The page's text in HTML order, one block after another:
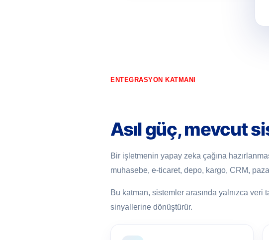
ENTEGRASYON KATMANI
Asıl güç, mevcut
Bir işletmenin yapay zeka çağına
muhasebe, e-ticaret, depo, kargo, CRM,
Bu katman, sistemler arasında yalnızca
sinyallerine dönüştürür.